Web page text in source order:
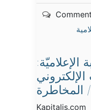
الإعلاميّة:
/ المخاطرة